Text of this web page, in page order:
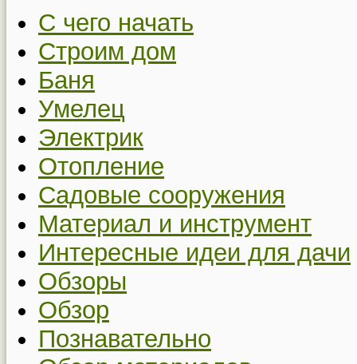
С чего начать
Строим дом
Баня
Умелец
Электрик
Отопление
Садовые сооружения
Материал и инструмент
Интересные идеи для дачи
Обзоры
Обзор
Познавательно